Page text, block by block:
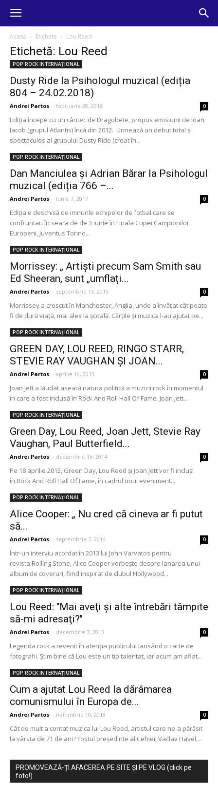
Acasă Etichete Lou Reed
Etichetă: Lou Reed
POP ROCK INTERNAȚIONAL
Dusty Ride la Psihologul muzical (ediția
804 – 24.02.2018)
Andrei Partos - februarie 28, 2018 0
Ediția începe cu un cântec de Dragobete, propus emisiunii de Ioan
Iacob (grupul Atlantis) încă din 2012. Urmează un debut total și
spectaculos al grupului Dusty Ride (creat în...
POP ROCK INTERNAȚIONAL
Dan Manciulea și Adrian Bărar la Psihologul
muzical (ediția 766 –...
Andrei Partos - iunie 7, 2017 0
Ediția e deschisă de imnurile echipelor de fotbal care se
confruntau în seara de de 3 iunie în Finala Cupei Campionilor
Europeni, Juventus Torino...
POP ROCK INTERNAȚIONAL
Morrissey: „ Artiști precum Sam Smith sau
Ed Sheeran, sunt „umflați...
Andrei Partos - septembrie 13, 2015 0
Morrissey a crescut în Manchester, Anglia, unde a învățat cât poate
fi de dură viață, mai ales la școală. Cărțile și muzica l-au ajutat pe...
POP ROCK INTERNAȚIONAL
GREEN DAY, LOU REED, RINGO STARR,
STEVIE RAY VAUGHAN ȘI JOAN...
Andrei Partos - aprilie 19, 2015 0
Joan Jett a lăudat aseară natura politică a muzicii rock în momentul
în care a fost inclusă în Rock And Roll Hall Of Fame. Joan Jett...
POP ROCK INTERNAȚIONAL
Green Day, Lou Reed, Joan Jett, Stevie Ray
Vaughan, Paul Butterfield...
Andrei Partos - decembrie 16, 2014 0
Pe 18 aprilie 2015, Green Day, Lou Reed și Joan Jett vor fi incluși
în Rock And Roll Hall Of Fame, în cadrul unui eveniment...
POP ROCK INTERNAȚIONAL
Alice Cooper: „ Nu cred că cineva ar fi putut
să...
Andrei Partos - septembrie 7, 2014 0
Într-un interviu acordat în 2013 lui John Varvatos pentru
revista Rolling Stone, Alice Cooper vorbește despre lanarea unui
album de coveruri, fiind inspirat de clubul Hollywood...
POP ROCK INTERNAȚIONAL
Lou Reed: "Mai aveţi şi alte întrebări tâmpite
să-mi adresaţi?"
Andrei Partos - decembrie 7, 2013 0
Legenda rock a revenit în atenţia publicului lansând o carte de
fotografii. Ştim bine că Lou este un tip talentat, iar acum am aflat...
POP ROCK INTERNAȚIONAL
Cum a ajutat Lou Reed la dărâmarea
comunismului în Europa de...
Andrei Partos - noiembrie 10, 2013 0
Cât de mult a contat muzica lui Lou Reed, artistul care ne-a părăsit
la vârsta de 71 de ani? Fostul președinte al Cehiei, Vaclav Havel,...
PROMOVEAZĂ-ȚI AFACEREA PE SITE ȘI PE VLOG (click pe
foto!)